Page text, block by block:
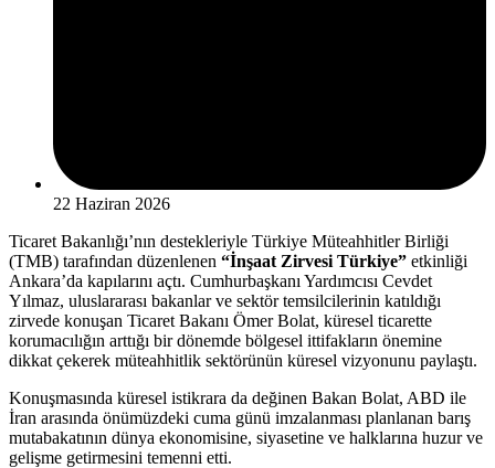
22 Haziran 2026
Ticaret Bakanlığı’nın destekleriyle Türkiye Müteahhitler Birliği
(TMB) tarafından düzenlenen “İnşaat Zirvesi Türkiye” etkinliği
Ankara’da kapılarını açtı. Cumhurbaşkanı Yardımcısı Cevdet
Yılmaz, uluslararası bakanlar ve sektör temsilcilerinin katıldığı
zirvede konuşan Ticaret Bakanı Ömer Bolat, küresel ticarette
korumacılığın arttığı bir dönemde bölgesel ittifakların önemine
dikkat çekerek müteahhitlik sektörünün küresel vizyonunu paylaştı.
Konuşmasında küresel istikrara da değinen Bakan Bolat, ABD ile
İran arasında önümüzdeki cuma günü imzalanması planlanan barış
mutabakatının dünya ekonomisine, siyasetine ve halklarına huzur ve
gelişme getirmesini temenni etti.